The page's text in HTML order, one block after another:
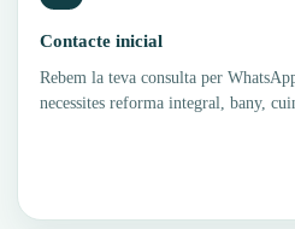
Contacte inicial
Rebem la teva consulta per
necessites reforma integral, bany,